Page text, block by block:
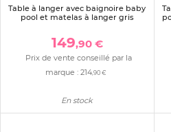
Table à langer avec baignoire baby
pool et matelas à langer gris
149,90 €
Prix de vente conseillé par la
marque : 214,90 €
En stock